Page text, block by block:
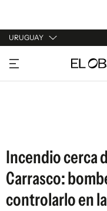
URUGUAY
URUGUAY
ARGENTINA
Incendio cerca
Carrasco:
controlarlo en